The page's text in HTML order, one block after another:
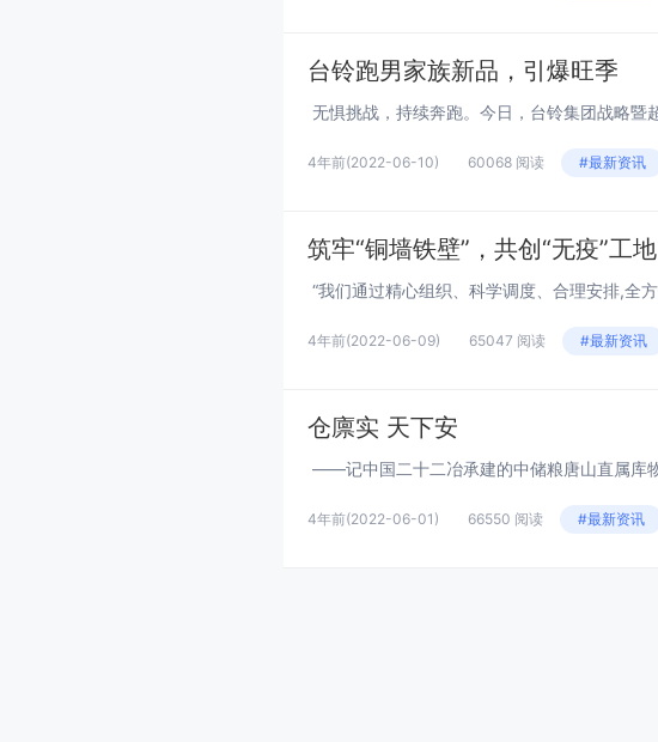
台铃跑男家族新品，引爆旺季
4年前(2022-06-10) 60068 阅读 #最新资讯
筑牢“铜墙铁壁”，共创“无疫”工地
4年前(2022-06-09) 65047 阅读 #最新资讯
仓廪实 天下安
4年前(2022-06-01) 66550 阅读 #最新资讯